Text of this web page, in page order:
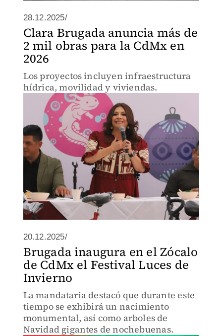
28.12.2025/
Clara Brugada anuncia más de
2 mil obras para la CdMx en
2026
Los proyectos incluyen infraestructura
hídrica, movilidad y viviendas.
20.12.2025/
Brugada inaugura en el Zócalo
de CdMx el Festival Luces de
Invierno
La mandataria destacó que durante este
tiempo se exhibirá un nacimiento
monumental, así como arboles de
Navidad gigantes de nochebuenas.